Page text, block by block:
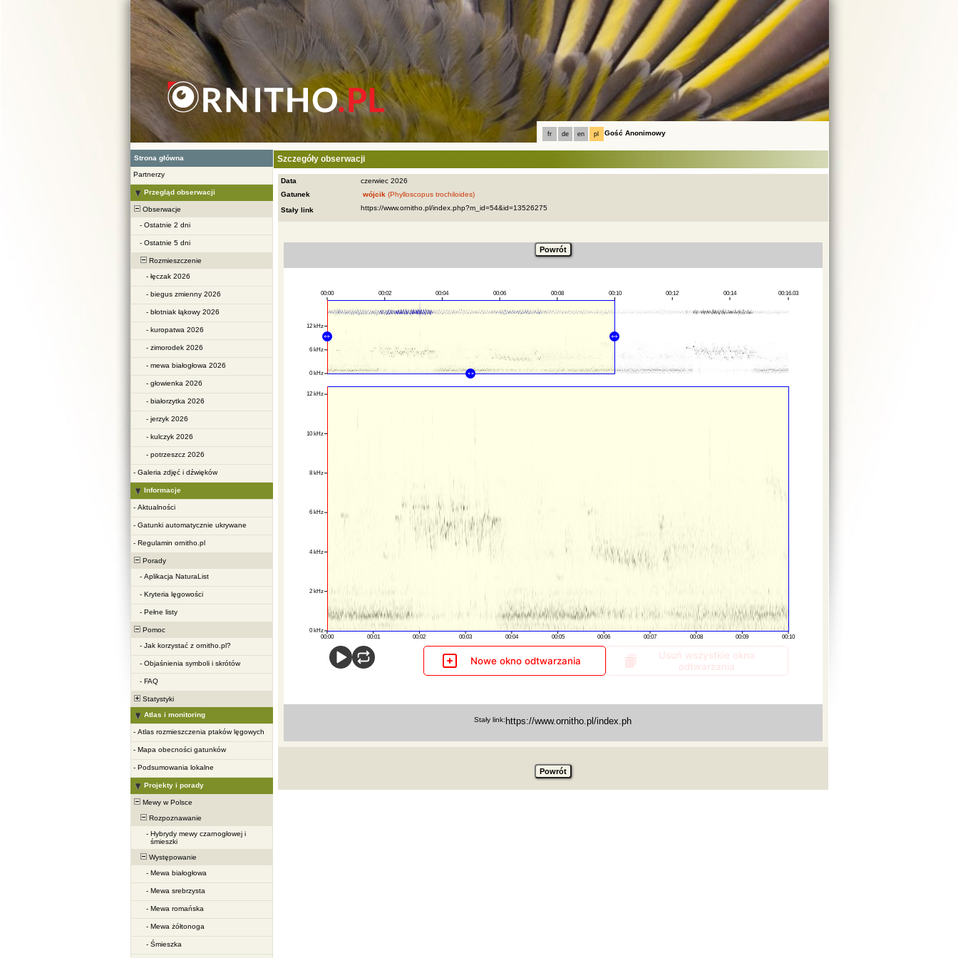
fr de en pl Gość Anonimowy
Strona główna
Partnerzy
Przegląd obserwacji
Obserwacje
- Ostatnie 2 dni
- Ostatnie 5 dni
Rozmieszczenie
- łęczak 2026
- biegus zmienny 2026
- błotniak łąkowy 2026
- kuropatwa 2026
- zimorodek 2026
- mewa białogłowa 2026
- głowienka 2026
- białorzytka 2026
- jerzyk 2026
- kulczyk 2026
- potrzeszcz 2026
- Galeria zdjęć i dźwięków
Informacje
- Aktualności
- Gatunki automatycznie ukrywane
- Regulamin ornitho.pl
Porady
- Aplikacja NaturaList
- Kryteria lęgowości
- Pełne listy
Pomoc
- Jak korzystać z ornitho.pl?
- Objaśnienia symboli i skrótów
- FAQ
Statystyki
Atlas i monitoring
- Atlas rozmieszczenia ptaków lęgowych
- Mapa obecności gatunków
- Podsumowania lokalne
Projekty i porady
Mewy w Polsce
Rozpoznawanie
- Hybrydy mewy czarnogłowej i
śmieszki
Występowanie
- Mewa białogłowa
- Mewa srebrzysta
- Mewa romańska
- Mewa żółtonoga
- Śmieszka
Szczegóły obserwacji
Data
czerwiec 2026
Gatunek
wójcik (Phylloscopus trochiloides)
Stały link
Nowe okno odtwarzania
Usuń wszystkie okna
odtwarzania
Stały link: